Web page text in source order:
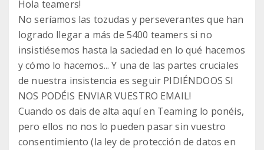
Hola teamers!
No seríamos las tozudas y perseverantes que han
logrado llegar a más de 5400 teamers si no
insistiésemos hasta la saciedad en lo qué hacemos
y cómo lo hacemos... Y una de las partes cruciales
de nuestra insistencia es seguir PIDIÉNDOOS SI
NOS PODÉIS ENVIAR VUESTRO EMAIL!
Cuando os dais de alta aquí en Teaming lo ponéis,
pero ellos no nos lo pueden pasar sin vuestro
consentimiento (la ley de protección de datos en